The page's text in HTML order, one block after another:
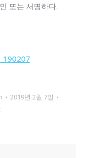
또는 서명하다.
2019년 2월 7일